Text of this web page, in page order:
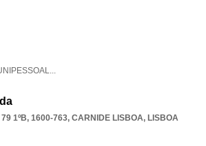
...
1ºB, 1600-763, CARNIDE LISBOA, LISBOA